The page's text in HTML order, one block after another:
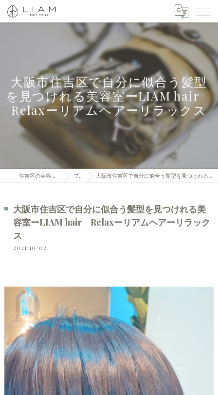
大阪市住吉区で自分に似合う髪型
を見つけれる美容室ーLIAM hair
Relaxーリアムヘアーリラックス
住吉区の美容室はLIAM hair Relax ブログ 大阪市住吉区で自分に似合う髪型を見つけれる美容室ーLIAM hair Relaxーリアムヘアーリラックス
大阪市住吉区で自分に似合う髪型を見つけれる美
容室ーLIAM hair Relaxーリアムヘアーリラック
ス
2021/10/02